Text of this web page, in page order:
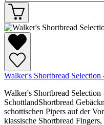
Walker's Shortbread
Walker's Shortbread Selection
SchottlandShortbread
schottischen Pipers auf der
klassische Shortbread